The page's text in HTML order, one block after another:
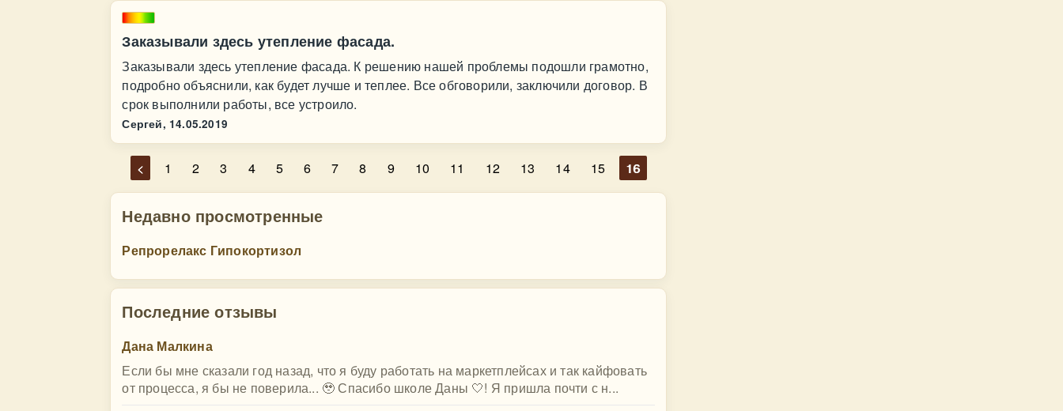
Заказывали здесь утепление фасада.
Заказывали здесь утепление фасада. К решению нашей проблемы подошли грамотно,
подробно объяснили, как будет лучше и теплее. Все обговорили, заключили договор. В
срок выполнили работы, все устроило.
Сергей, 14.05.2019
< 1 2 3 4 5 6 7 8 9 10 11 12 13 14 15 16
Недавно просмотренные
Репрорелакс Гипокортизол
Последние отзывы
Дана Малкина
Если бы мне сказали год назад, что я буду работать на маркетплейсах и так кайфовать
от процесса, я бы не поверила... 🥹 Спасибо школе Даны 🤍! Я пришла почти с н...